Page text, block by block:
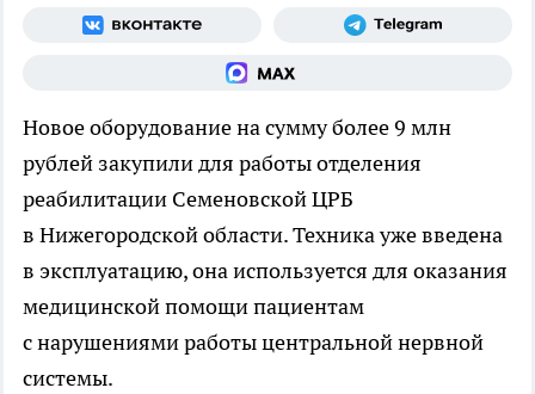
Новое оборудование на сумму более 9 млн
рублей закупили для работы отделения
реабилитации Семеновской ЦРБ
в Нижегородской области. Техника уже введена
в эксплуатацию, она используется для оказания
медицинской помощи пациентам
с нарушениями работы центральной нервной
системы.